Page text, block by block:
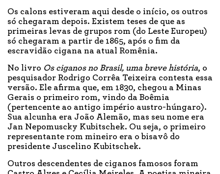
Os calons estiveram aqui desde o início, os outros
só chegaram depois. Existem teses de que as
primeiras levas de grupos rom (do Leste Europeu)
só chegaram a partir de 1865, após o fim da
escravidão cigana na atual Romênia.
No livro Os ciganos no Brasil, uma breve história, o
pesquisador Rodrigo Corrêa Teixeira contesta essa
versão. Ele afirma que, em 1830, chegou a Minas
Gerais o primeiro rom, vindo da Boêmia
(pertencente ao antigo império austro-húngaro).
Sua alcunha era João Alemão, mas seu nome era
Jan Nepomuscky Kubitschek. Ou seja, o primeiro
representante rom mineiro era o bisavô do
presidente Juscelino Kubitschek.
Outros descendentes de ciganos famosos foram